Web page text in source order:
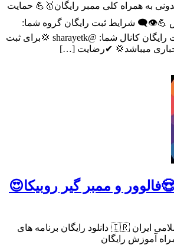
کلی ممبر رایگان🥇💪 حمایت
از چنل های تازه تأسیس 💪⁦👁️‍🗨️⁩ شرایط ثبت رایگان گروه شما:
@sharayetg شرایط ثبت رایگان کانال شما: @sharayetk 💢برای ثبت
میباشد💢 ✔رضایت […]
و ممبر گیر روبیکا😍
تابع قوانین جمهوری اسلامی ایران 🇮🇷 دانلود رایگان برنامه های
آموزش رایگان